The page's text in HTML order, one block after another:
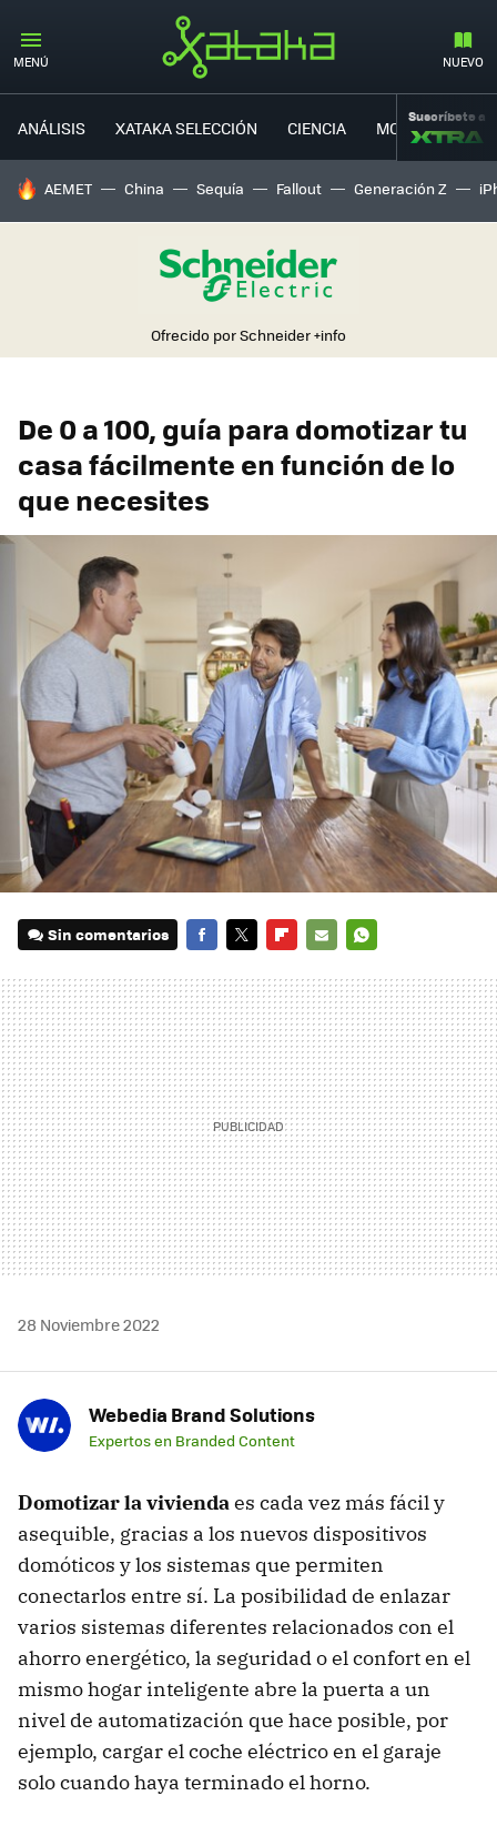
MENÚ NUEVO
ANÁLISIS XATAKA SELECCIÓN CIENCIA MOVILIDAD
Suscríbete a
HOY SE HABLA DE
AEMET China Sequía Fallout Generación Z
Ofrecido por Schneider+info
De 0 a 100, guía para domotizar tu
casa fácilmente en función de lo
que necesites
Sin comentarios
MAIL
28 Noviembre 2022
Webedia Brand Solutions
Expertos en Branded Content
Domotizar la viviendaes cada vez más fácil y
asequible, gracias a los nuevos dispositivos
domóticos y los sistemas que permiten
conectarlos entre sí. La posibilidad de enlazar
varios sistemas diferentes relacionados con el
ahorro energético, la seguridad o el confort en el
mismo hogar inteligente abre la puerta a un
nivel de automatización que hace posible, por
ejemplo, cargar el coche eléctrico en el garaje
solo cuando haya terminado el horno.